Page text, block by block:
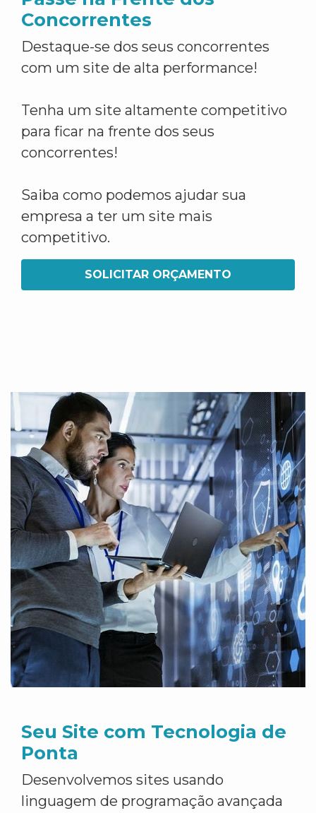
Concorrentes
Destaque-se dos seus concorrentes
com um site de alta performance!
Tenha um site altamente competitivo
para ficar na frente dos seus
concorrentes!
Saiba como podemos ajudar sua
empresa a ter um site mais
competitivo.
SOLICITAR ORÇAMENTO
Seu Site com Tecnologia de
Ponta
Desenvolvemos sites usando
linguagem de programação avançada